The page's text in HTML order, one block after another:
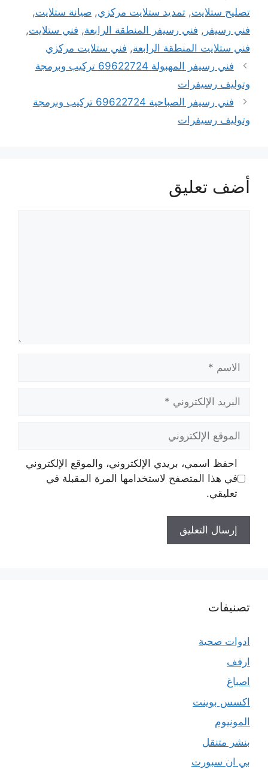
تصليح ستلايت, تمديد ستلايت مركزي, صيانة ستلايت,
فني رسيفر , فني رسيفر المنطقة الرابعة, فني ستلايت,
فني ستلايت المنطقة الرابعة, فني ستلايت مركزي
فني رسيفر المهبولة 69622724 تركيب وبرمجة
وتوليف رسيفرات
فني رسيفر الصباحية 69622724 تركيب وبرمجة
وتوليف رسيفرات
أضف تعليق
الإلكتروني
الإلكتروني
احفظ اسمي، بريدي الإلكتروني، والموقع الإلكتروني
في هذا المتصفح لاستخدامها المرة المقبلة في
تعليقي.
تصنيفات
ادوات صحية
ارفف
اصباغ
اكسس بوينت
المونيوم
بنشر متنقل
بي ان سبورت